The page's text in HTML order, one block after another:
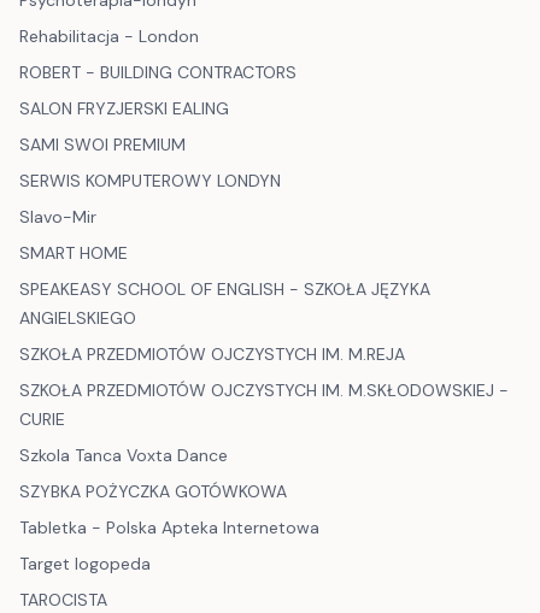
Rehabilitacja - London
ROBERT - BUILDING CONTRACTORS
SALON FRYZJERSKI EALING
SAMI SWOI PREMIUM
SERWIS KOMPUTEROWY LONDYN
Slavo-Mir
SMART HOME
SPEAKEASY SCHOOL OF ENGLISH - SZKOŁA JĘZYKA
ANGIELSKIEGO
SZKOŁA PRZEDMIOTÓW OJCZYSTYCH IM. M.REJA
SZKOŁA PRZEDMIOTÓW OJCZYSTYCH IM. M.SKŁODOWSKIEJ -
CURIE
Szkola Tanca Voxta Dance
SZYBKA POŻYCZKA GOTÓWKOWA
Tabletka - Polska Apteka Internetowa
Target logopeda
TAROCISTA